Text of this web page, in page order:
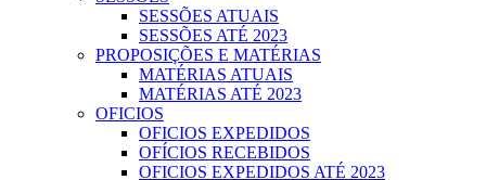
SESSÕES ATUAIS
SESSÕES ATÉ 2023
PROPOSIÇÕES E MATÉRIAS
MATÉRIAS ATUAIS
MATÉRIAS ATÉ 2023
OFICIOS
OFICIOS EXPEDIDOS
OFÍCIOS RECEBIDOS
OFICIOS EXPEDIDOS ATÉ 2023